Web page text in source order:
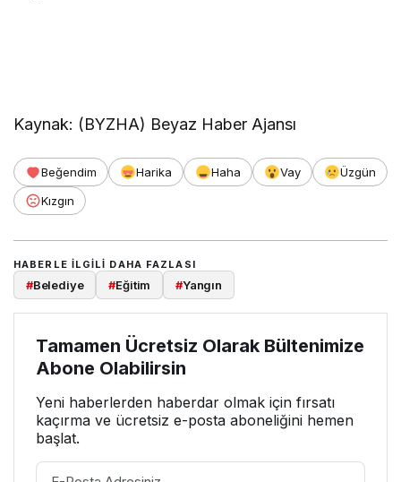
Kaynak: (BYZHA) Beyaz Haber Ajansı
Beğendim Harika Haha Vay
Üzgün
Kızgın
HABERLE ILGILI DAHA FAZLASI
#Belediye #Eğitim #Yangın
Tamamen Ücretsiz Olarak Bültenimize
Abone Olabilirsin
Yeni haberlerden haberdar olmak için fırsatı
kaçırma ve ücretsiz e-posta aboneliğini hemen
başlat.